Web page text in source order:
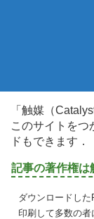
「触媒（
このサイトをつ
ドもできます．
記事の著作権は
ダウンロードし
印刷して多数の者